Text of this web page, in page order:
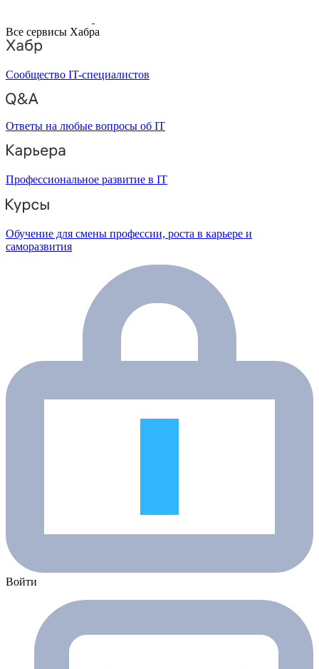
Все сервисы Хабра
Сообщество IT-специалистов
Ответы на любые вопросы об IT
Профессиональное развитие в IT
Обучение для смены профессии, роста в карьере и
саморазвития
Войти